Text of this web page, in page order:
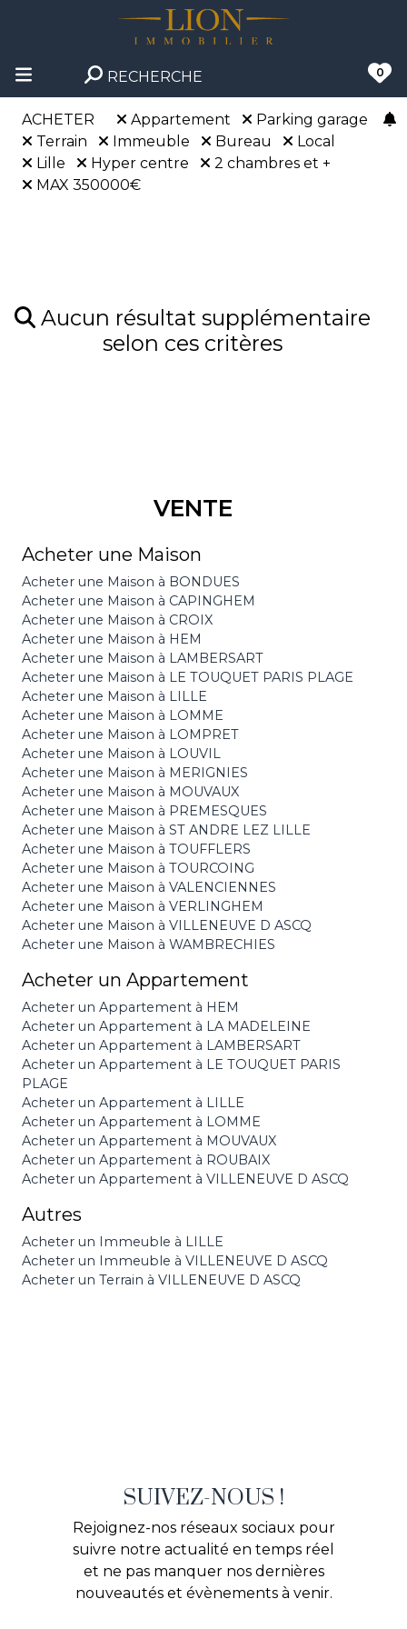
RECHERCHE 0
ACHETER Appartement
Parking garage
Terrain
Immeuble Bureau
Local
Lille
Hyper centre
2 chambres et +
MAX 350000€
Aucun résultat supplémentaire
selon ces critères
VENTE
Acheter une Maison
Acheter une Maison à BONDUES
Acheter une Maison à CAPINGHEM
Acheter une Maison à CROIX
Acheter une Maison à HEM
Acheter une Maison à LAMBERSART
Acheter une Maison à LE TOUQUET PARIS PLAGE
Acheter une Maison à LILLE
Acheter une Maison à LOMME
Acheter une Maison à LOMPRET
Acheter une Maison à LOUVIL
Acheter une Maison à MERIGNIES
Acheter une Maison à MOUVAUX
Acheter une Maison à PREMESQUES
Acheter une Maison à ST ANDRE LEZ LILLE
Acheter une Maison à TOUFFLERS
Acheter une Maison à TOURCOING
Acheter une Maison à VALENCIENNES
Acheter une Maison à VERLINGHEM
Acheter une Maison à VILLENEUVE D ASCQ
Acheter une Maison à WAMBRECHIES
Acheter un Appartement
Acheter un Appartement à HEM
Acheter un Appartement à LA MADELEINE
Acheter un Appartement à LAMBERSART
Acheter un Appartement à LE TOUQUET PARIS
PLAGE
Acheter un Appartement à LILLE
Acheter un Appartement à LOMME
Acheter un Appartement à MOUVAUX
Acheter un Appartement à ROUBAIX
Acheter un Appartement à VILLENEUVE D ASCQ
Autres
Acheter un Immeuble à LILLE
Acheter un Immeuble à VILLENEUVE D ASCQ
Acheter un Terrain à VILLENEUVE D ASCQ
SUIVEZ-NOUS !
Rejoignez-nos réseaux sociaux pour
suivre notre actualité en temps réel
et ne pas manquer nos dernières
nouveautés et évènements à venir.